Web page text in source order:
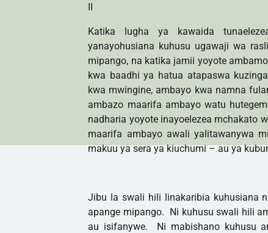
II
Katika lugha ya kawaida
yanayohusiana kuhusu ugawaji wa
mipango, na katika jamii yoyote
kwa baadhi ya hatua atapaswa
kwa mwingine, ambayo kwa namna
ambazo maarifa ambayo watu
nadharia yoyote inayoelezea mchakato
maarifa ambayo awali yalitawanywa
makuu ya sera ya kiuchumi – au ya
Jibu la swali hili linakaribia kuhusiana
apange mipango. Ni kuhusu swali hili
au isifanywe. Ni mabishano kuhusu